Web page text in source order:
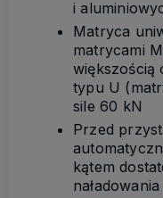
i
Matryca
matrycami
większością
typu U
sile 60 kN
Przed
kątem